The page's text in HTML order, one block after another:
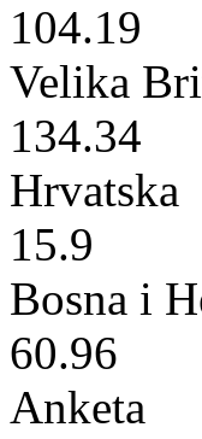
104.19
Velika
134.34
Hrvatska
15.9
Bosna i
60.96
Anketa